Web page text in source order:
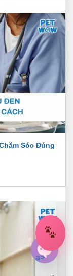
Sóc Đúng
a>
OPEN